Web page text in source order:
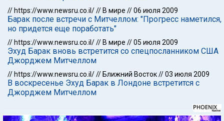
// https://www.newsru.co.il/// В мире //06 июля 2009
Барак после встречи с Митчеллом: "Прогресс наметился,
но придется еще поработать"
// https://www.newsru.co.il/// В мире //05 июля 2009
Эхуд Барак вновь встретится со спецпосланником США
Джорджем Митчеллом
// https://www.newsru.co.il/// Ближний Восток//03 июля 2009
В воскресенье Эхуд Барак в Лондоне встретится с
Джорджем Митчеллом